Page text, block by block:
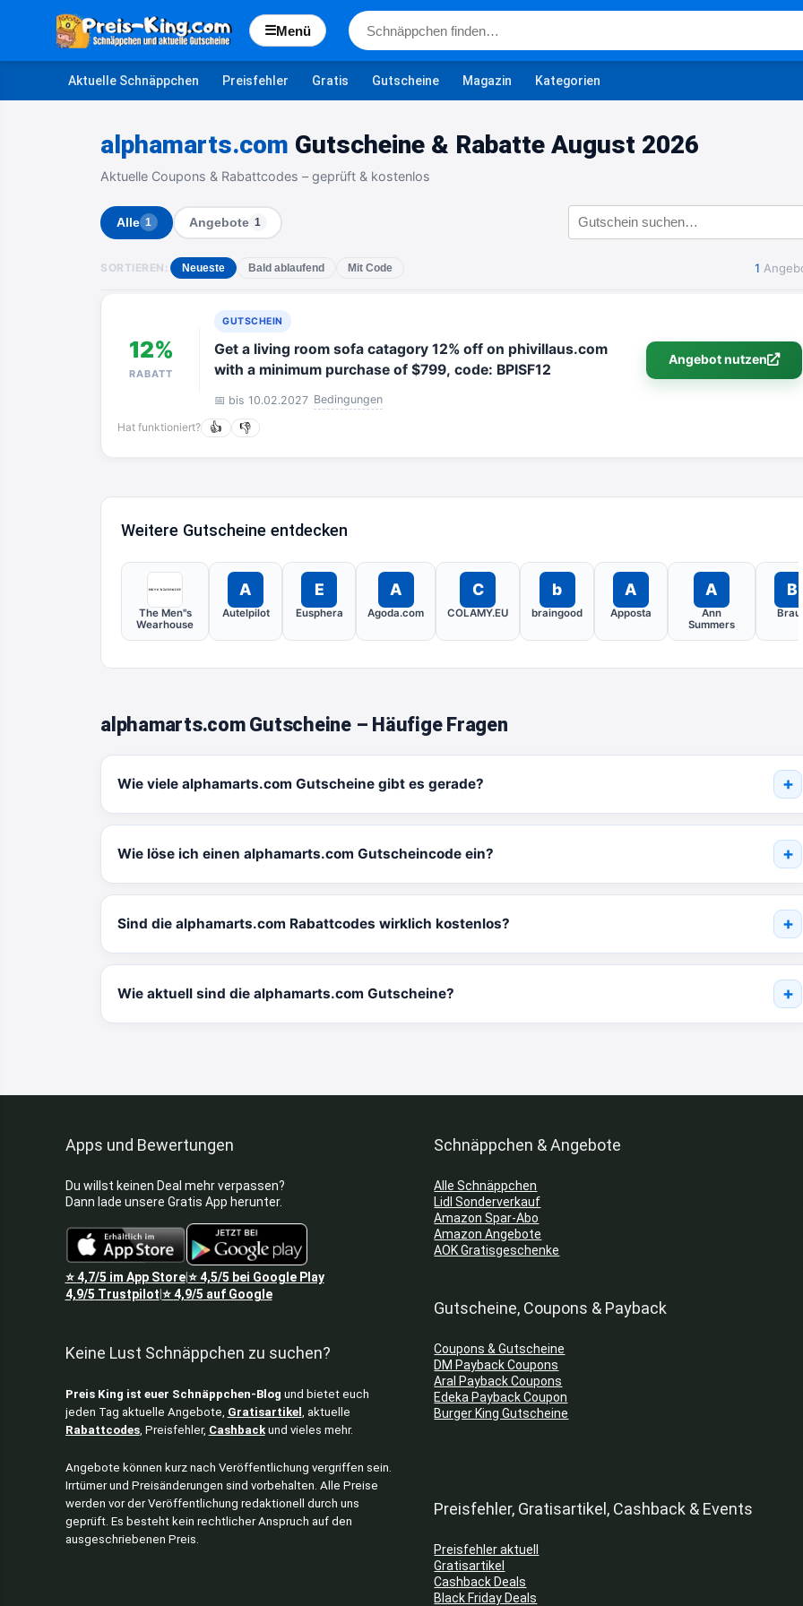
☰Menü
Aktuelle Schnäppchen Preisfehler Gratis Gutscheine Magazin Kategorien
alphamarts.com Gutscheine & Rabatte August 2026
Aktuelle Coupons & Rabattcodes – geprüft & kostenlos
Alle 1 Angebote 1
SORTIEREN: Neueste Bald ablaufend Mit Code 1
12%
RABATT
GUTSCHEIN
Get a living room sofa catagory 12% off on phivillaus.com
with a minimum purchase of $799, code: BPISF12
📅 bis 10.02.2027 Bedingungen
Angebot nutzen
Hat funktioniert? 👍 👎
Weitere Gutscheine entdecken
The Men''s
Wearhouse
A
Autelpilot
E
Eusphera
A
Agoda.com
C
COLAMY.EU
b
braingood
A
Apposta
A
Ann
Summers
B
Braun
alphamarts.com Gutscheine – Häufige Fragen
Wie viele alphamarts.com Gutscheine gibt es gerade?
Wie löse ich einen alphamarts.com Gutscheincode ein?
Sind die alphamarts.com Rabattcodes wirklich kostenlos?
Wie aktuell sind die alphamarts.com Gutscheine?
Apps und Bewertungen
Du willst keinen Deal mehr verpassen?
Dann lade unsere Gratis App herunter.
⭐4,7/5 im App Store|⭐4,5/5 bei Google Play
4,9/5 Trustpilot ⭐4,9/5 auf Google
Keine Lust Schnäppchen zu suchen?
Preis King ist euer Schnäppchen-Blog und bietet euch
jeden Tag aktuelle Angebote, Gratisartikel
, aktuelle
Rabattcodes, Preisfehler, Cashbackund vieles mehr.
Angebote können kurz nach Veröffentlichung vergriffen sein.
Irrtümer und Preisänderungen sind vorbehalten. Alle Preise
werden vor der Veröffentlichung redaktionell durch uns
geprüft. Es besteht kein rechtlicher Anspruch auf den
ausgeschriebenen Preis.
Schnäppchen & Angebote
Alle Schnäppchen
Lidl Sonderverkauf
Amazon Spar-Abo
Amazon Angebote
AOK Gratisgeschenke
Gutscheine, Coupons & Payback
Coupons & Gutscheine
DM Payback Coupons
Aral Payback Coupons
Edeka Payback Coupon
Burger King Gutscheine
Preisfehler, Gratisartikel, Cashback & Events
Preisfehler aktuell
Gratisartikel
Cashback Deals
Black Friday Deals